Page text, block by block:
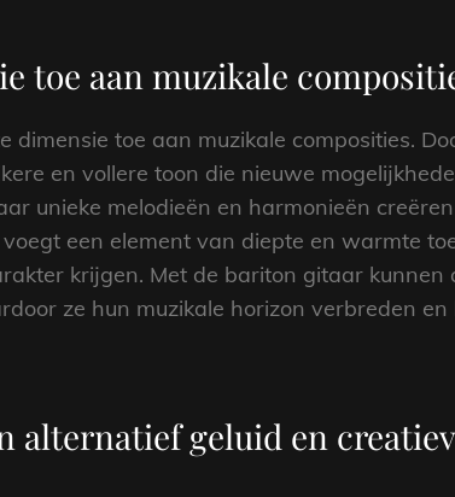
toe aan muzikale
toe aan muzikale composities.
en vollere toon die nieuwe
unieke melodieën en harmonieën
een element van diepte en warmte
krijgen. Met de bariton gitaar kunnen
ze hun muzikale horizon verbreden en
alternatief geluid en